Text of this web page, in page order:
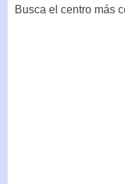
Busca el centro más